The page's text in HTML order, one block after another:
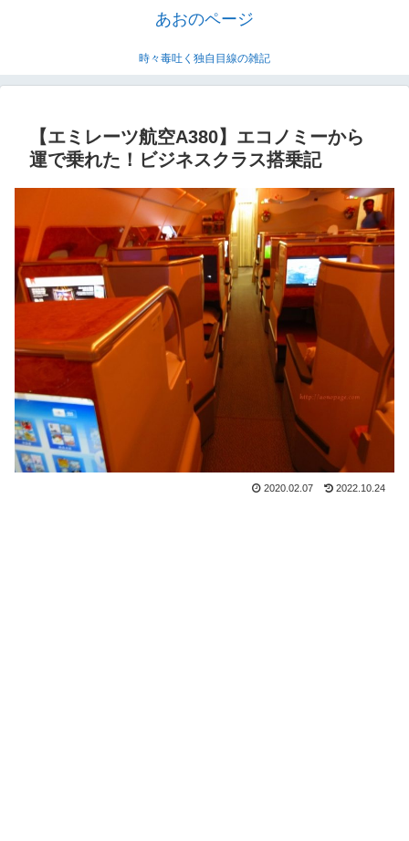
あおのページ
時々毒吐く独自目線の雑記
【エミレーツ航空A380】エコノミーから
運で乗れた！ビジネスクラス搭乗記
2020.02.07 2022.10.24